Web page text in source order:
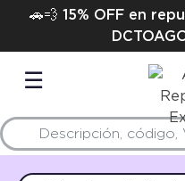
🚗💨 15% OFF en
☰